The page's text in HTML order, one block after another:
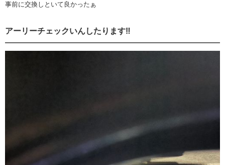
事前に交換しといて良かったぁ
アーリーチェックいんしたります‼︎